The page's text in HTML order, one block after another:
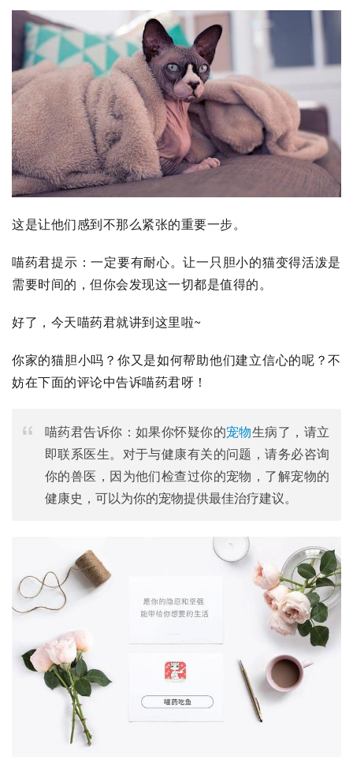
这是让他们感到不那么紧张的重要一步。
喵药君提示：一定要有耐心。让一只胆小的猫变得活泼是
需要时间的，但你会发现这一切都是值得的。
好了，今天喵药君就讲到这里啦~
你家的猫胆小吗？你又是如何帮助他们建立信心的呢？不
妨在下面的评论中告诉喵药君呀！
喵药君告诉你：如果你怀疑你的宠物生病了，请立
即联系医生。对于与健康有关的问题，请务必咨询
你的兽医，因为他们检查过你的宠物，了解宠物的
健康史，可以为你的宠物提供最佳治疗建议。